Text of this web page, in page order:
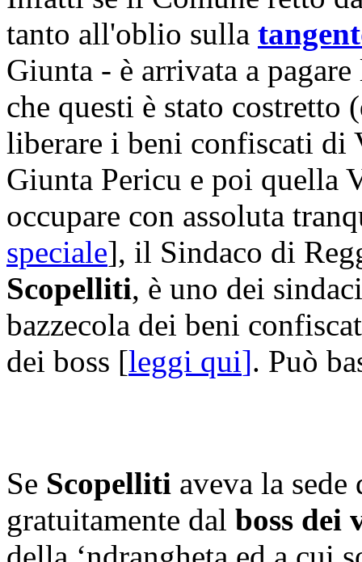
tanto all'oblio sulla
Giunta - è arrivata a
che questi è stato
liberare i beni confiscati di
Giunta Pericu e poi quella
occupare con assoluta
speciale], il Sindaco di
Scopelliti, è uno dei
bazzecola dei beni
dei boss [leggi qui]. Può
Se Scopelliti aveva la
gratuitamente dal boss dei